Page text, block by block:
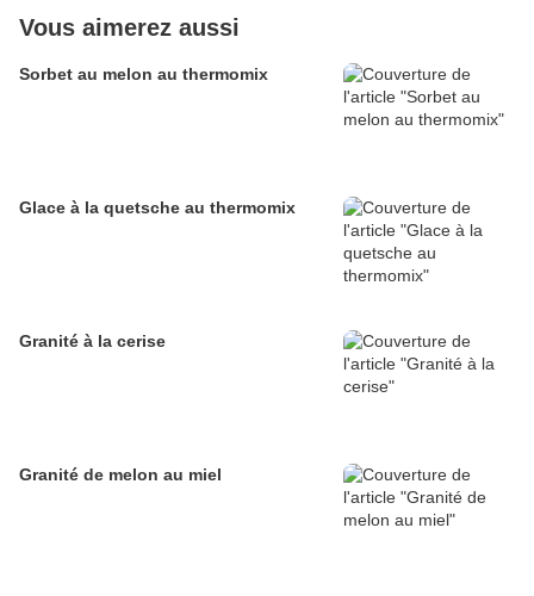
Vous aimerez aussi
Sorbet au melon au thermomix
Glace à la quetsche au thermomix
Granité à la cerise
Granité de melon au miel